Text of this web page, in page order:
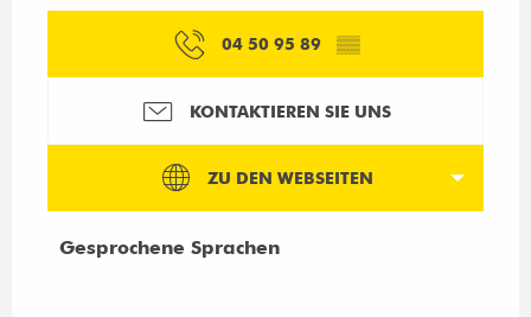
04 50 95 89 ▒▒
KONTAKTIEREN SIE UNS
ZU DEN WEBSEITEN
Gesprochene Sprachen
Gesprochene Sprachen